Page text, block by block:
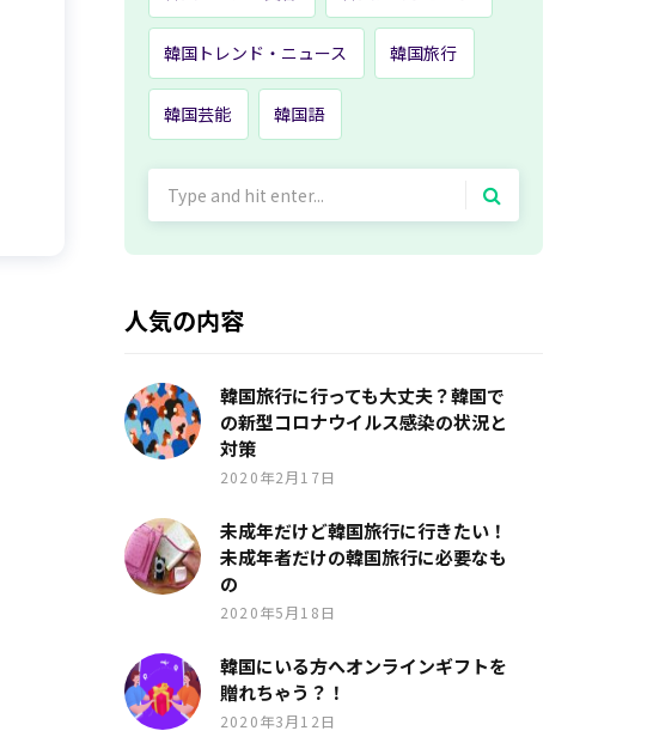
韓国トレンド・ニュース 韓国旅行
韓国芸能 韓国語
人気の内容
韓国旅行に行っても大丈夫？韓国で
の新型コロナウイルス感染の状況と
対策
2020年2月17日
未成年だけど韓国旅行に行きたい！
未成年者だけの韓国旅行に必要なも
の
2020年5月18日
韓国にいる方へオンラインギフトを
贈れちゃう？！
2020年3月12日